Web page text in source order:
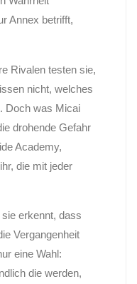
Annex betrifft,
Rivalen testen sie,
nicht, welches
Doch was Micai
drohende Gefahr
Academy,
die mit jeder
erkennt, dass
Vergangenheit
eine Wahl:
die werden,